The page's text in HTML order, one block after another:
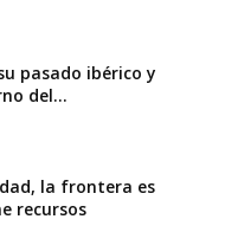
pasado ibérico y
del...
la frontera es
recursos